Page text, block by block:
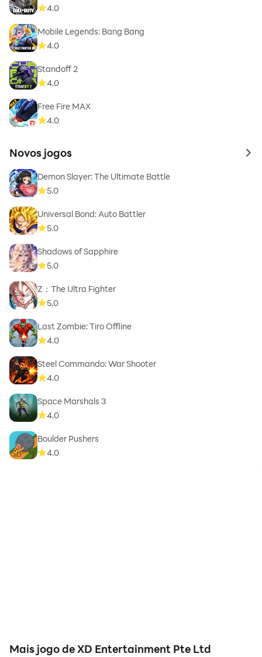
4.0
Mobile Legends: Bang Bang
4.0
Standoff 2
4.0
Free Fire MAX
4.0
Novos jogos to
Demon Slayer: The Ultimate Battle
5.0
Universal Bond: Auto Battler
5.0
Shadows of Sapphire
5.0
Z：The Ultra Fighter
5.0
Last Zombie: Tiro Offline
4.0
Steel Commando: War Shooter
4.0
Space Marshals 3
4.0
Boulder Pushers
4.0
Mais jogo de XD Entertainment Pte Ltd